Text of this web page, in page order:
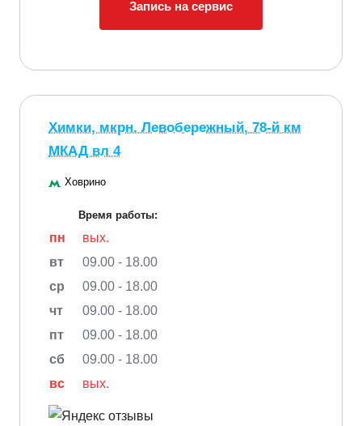
Запись на сервис
Химки, мкрн. Левобережный, 78-й км
МКАД вл 4
Ховрино
Время работы:
пн
вых.
вт
09.00 - 18.00
ср
09.00 - 18.00
чт
09.00 - 18.00
пт
09.00 - 18.00
сб
09.00 - 18.00
вс
вых.